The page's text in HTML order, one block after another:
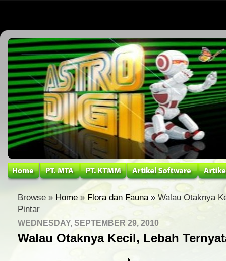
Browse » Home » Flora dan Fauna» Walau Otaknya
Pintar
WEDNESDAY, SEPTEMBER 29, 2010
Walau Otaknya Kecil, Lebah